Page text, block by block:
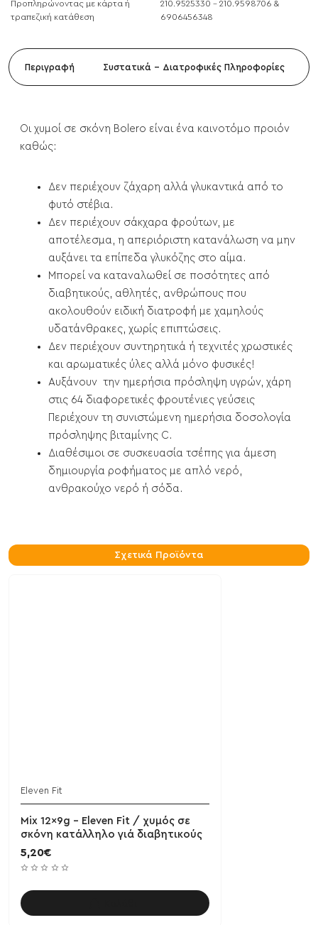
Προπληρώνοντας με κάρτα ή
τραπεζική κατάθεση
210.9525330 - 210.9598706 &
6906456348
Περιγραφή Συστατικά - Διατροφικές Πληροφορίες
Οι χυμοί σε σκόνη Bolero είναι ένα καινοτόμο προιόν
καθώς:
Δεν περιέχουν ζάχαρη αλλά γλυκαντικά από το
φυτό στέβια.
Δεν περιέχουν σάκχαρα φρούτων, με
αποτέλεσμα, η απεριόριστη κατανάλωση να μην
αυξάνει τα επίπεδα γλυκόζης στο αίμα.
Μπορεί να καταναλωθεί σε ποσότητες από
διαβητικούς, αθλητές, ανθρώπους που
ακολουθούν ειδική διατροφή με χαμηλούς
υδατάνθρακες, χωρίς επιπτώσεις.
Δεν περιέχουν συντηρητικά ή τεχνιτές χρωστικές
και αρωματικές ύλες αλλά μόνο φυσικές!
Αυξάνουν την ημερήσια πρόσληψη υγρών, χάρη
στις 64 διαφορετικές φρουτένιες γεύσεις
Περιέχουν τη συνιστώμενη ημερήσια δοσολογία
πρόσληψης βιταμίνης C.
Διαθέσιμοι σε συσκευασία τσέπης για άμεση
δημιουργία ροφήματος με απλό νερό,
ανθρακούχο νερό ή σόδα.
Σχετικά Προϊόντα
Eleven Fit
Mix 12x9g - Eleven Fit / χυμός σε
σκόνη κατάλληλο γιά διαβητικούς
5,20€